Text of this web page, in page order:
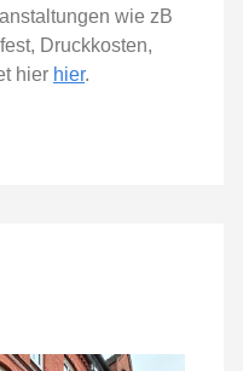
wie zB
Druckkosten,
hier hier.